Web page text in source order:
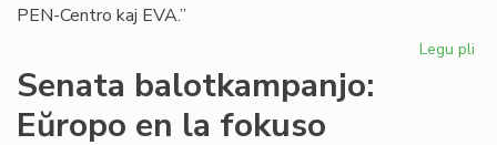
PEN-Centro kaj EVA.”
Legu pli
Senata balotkampanjo:
Eŭropo en la fokuso